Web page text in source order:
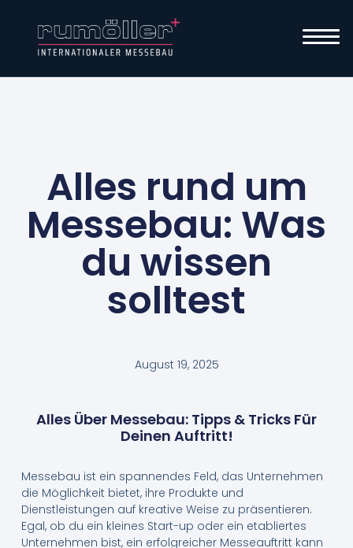
Alles rund um
Messebau: Was
du wissen
solltest
August 19, 2025
Alles Über Messebau: Tipps & Tricks Für
Deinen Auftritt!
Messebau ist ein spannendes Feld, das Unternehmen
die Möglichkeit bietet, ihre Produkte und
Dienstleistungen auf kreative Weise zu präsentieren.
Egal, ob du ein kleines Start-up oder ein etabliertes
Unternehmen bist, ein erfolgreicher Messeauftritt kann